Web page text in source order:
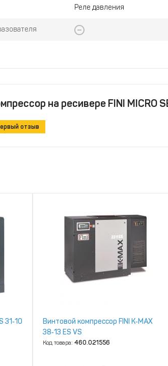
Реле давления
на ресивере FINI MICRO
отзыв
31‑10
Винтовой компрессор FINI K‑MAX
38‑13 ES VS
Код товара: 460.021556